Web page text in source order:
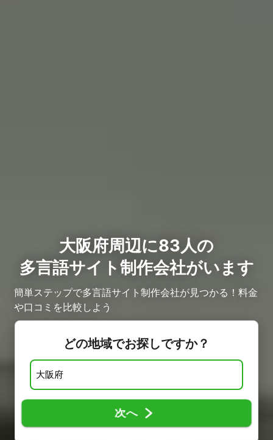
大阪府周辺に83人の
多言語サイト制作会社がいます
簡単ステップで多言語サイト制作会社が見つかる！料金
や口コミを比較しよう
どの地域でお探しですか？
次へ